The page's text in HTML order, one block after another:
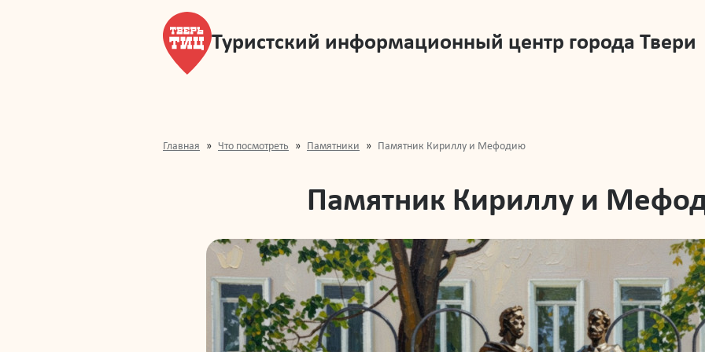
Туристский информационный центр города Твери
Главная Что посмотреть Памятники Памятник Кириллу и Мефодию
Памятник Кириллу и